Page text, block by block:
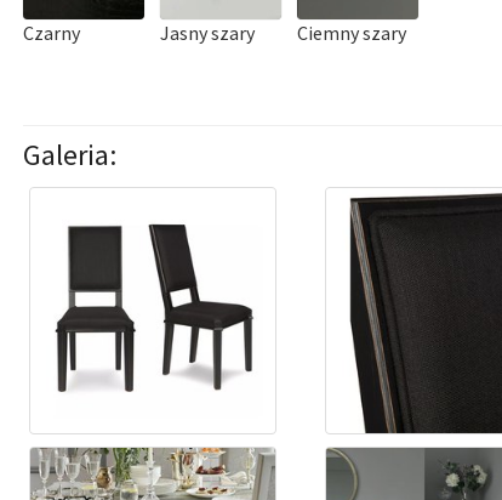
Czarny Jasny szary Ciemny szary
Galeria: